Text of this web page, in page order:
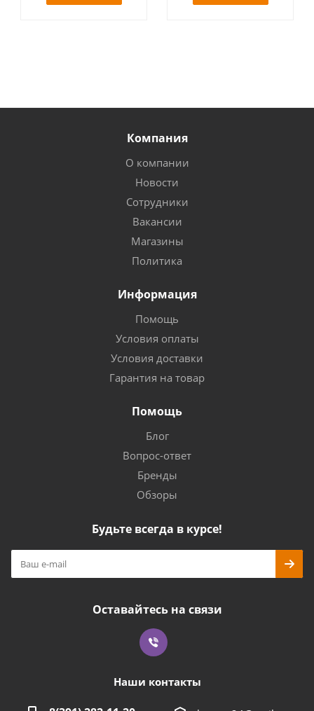
Компания
О компании
Новости
Сотрудники
Вакансии
Магазины
Политика
Информация
Помощь
Условия оплаты
Условия доставки
Гарантия на товар
Помощь
Блог
Вопрос-ответ
Бренды
Обзоры
Будьте всегда в курсе!
Оставайтесь на связи
Наши контакты